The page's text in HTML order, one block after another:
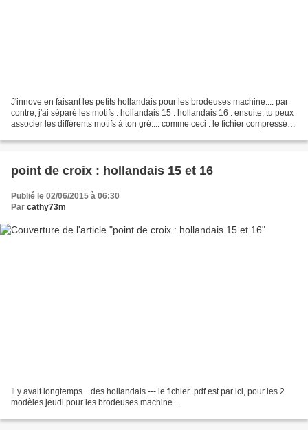
J'innove en faisant les petits hollandais pour les brodeuses machine.... par
contre, j'ai séparé les motifs : hollandais 15 : hollandais 16 : ensuite, tu peux
associer les différents motifs à ton gré.... comme ceci : le fichier compressé
point de croix : hollandais 15 et 16
Publié le 02/06/2015 à 06:30
Par cathy73m
Il y avait longtemps... des hollandais --- le fichier .pdf est par ici, pour les 2
modèles jeudi pour les brodeuses machine...